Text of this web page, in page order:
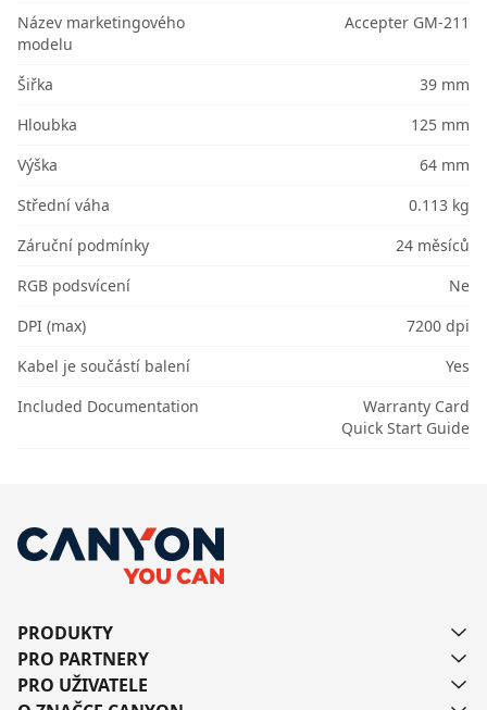
Název marketingového
modelu
Accepter GM-211
Šiřka
39 mm
Hloubka
125 mm
Výška
64 mm
Střední váha
0.113 kg
Záruční podmínky
24 měsíců
RGB podsvícení
Ne
DPI (max)
7200 dpi
Kabel je součástí balení
Yes
Included Documentation
Warranty Card
Quick Start Guide
PRODUKTY
PRO PARTNERY
PRO UŽIVATELE